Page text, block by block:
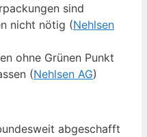
sind
nicht nötig (Nehlsen
ohne Grünen Punkt
(Nehlsen AG)
abgeschafft